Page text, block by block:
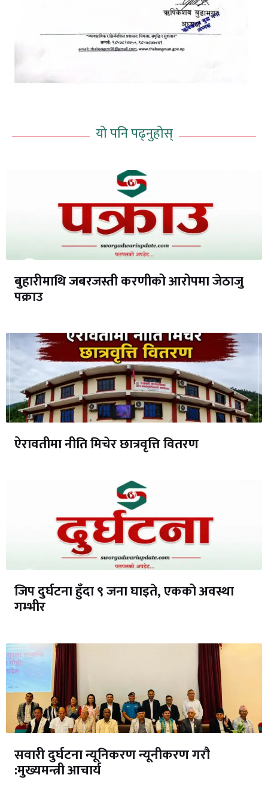
यो पनि पढ्नुहोस्
बुहारीमाथि जबरजस्ती करणीको आरोपमा जेठाजु
पक्राउ
ऐरावतीमा नीति मिचेर छात्रवृत्ति वितरण
जिप दुर्घटना हुँदा ९ जना घाइते, एकको अवस्था
गम्भीर
सवारी दुर्घटना न्यूनिकरण न्यूनीकरण गरौ
:मुख्यमन्त्री आचार्य